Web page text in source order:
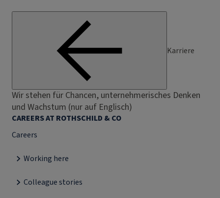
Karriere
Wir stehen für Chancen, unternehmerisches Denken
und Wachstum (nur auf Englisch)
CAREERS AT ROTHSCHILD & CO
Careers
Working here
Colleague stories